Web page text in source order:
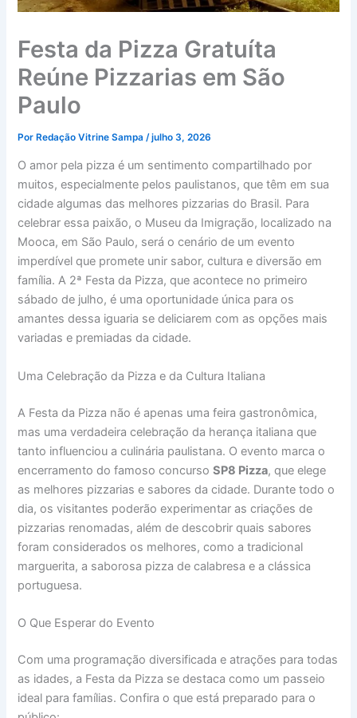
Festa da Pizza Gratuíta
Reúne Pizzarias em São
Paulo
PorRedação Vitrine Sampa /julho 3, 2026
O amor pela pizza é um sentimento compartilhado por
muitos, especialmente pelos paulistanos, que têm em sua
cidade algumas das melhores pizzarias do Brasil. Para
celebrar essa paixão, o Museu da Imigração, localizado na
Mooca, em São Paulo, será o cenário de um evento
imperdível que promete unir sabor, cultura e diversão em
família. A 2ª Festa da Pizza, que acontece no primeiro
sábado de julho, é uma oportunidade única para os
amantes dessa iguaria se deliciarem com as opções mais
variadas e premiadas da cidade.
Uma Celebração da Pizza e da Cultura Italiana
A Festa da Pizza não é apenas uma feira gastronômica,
mas uma verdadeira celebração da herança italiana que
tanto influenciou a culinária paulistana. O evento marca o
encerramento do famoso concursoSP8 Pizza, que elege
as melhores pizzarias e sabores da cidade. Durante todo o
dia, os visitantes poderão experimentar as criações de
pizzarias renomadas, além de descobrir quais sabores
foram considerados os melhores, como a tradicional
marguerita, a saborosa pizza de calabresa e a clássica
portuguesa.
O Que Esperar do Evento
Com uma programação diversificada e atrações para todas
as idades, a Festa da Pizza se destaca como um passeio
ideal para famílias. Confira o que está preparado para o